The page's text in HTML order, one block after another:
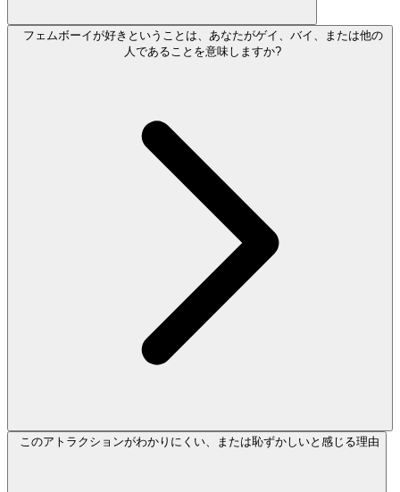
フェムボーイが好きということは、あなたがゲイ、バイ、または他の
人であることを意味しますか?
このアトラクションがわかりにくい、または恥ずかしいと感じる理由